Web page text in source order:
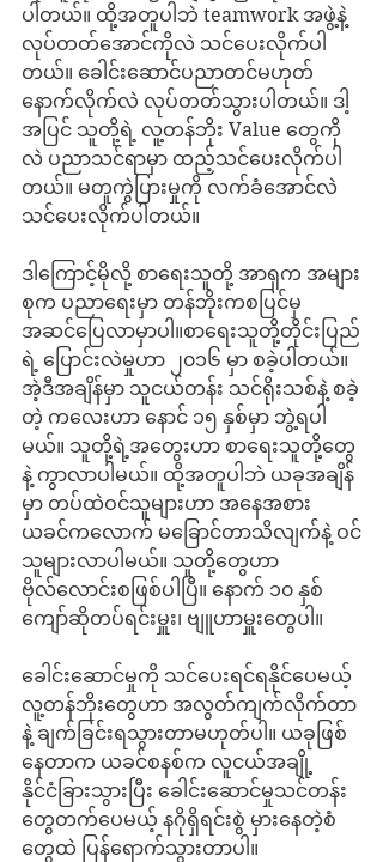
ပါတယ်။ ထို့အတူပါဘဲ teamwork အဖွဲ့နဲ့
လုပ်တတ်အောင်ကိုလဲ သင်ပေးလိုက်ပါ
တယ်။ ခေါင်းဆောင်ပညာတင်မဟုတ်
နောက်လိုက်လဲ လုပ်တတ်သွားပါတယ်။ ဒါ့
အပြင် သူတို့ရဲ့ လူ့တန်ဘိုး Value တွေကို
လဲ ပညာသင်ရာမှာ ထည့်သင်ပေးလိုက်ပါ
တယ်။ မတူကွဲပြားမှုကို လက်ခံအောင်လဲ
သင်ပေးလိုက်ပါတယ်။
ဒါကြောင့်မိုလို့ စာရေးသူတို့ အာရှက အများ
စုက ပညာရေးမှာ တန်ဘိုးကစပြင်မှ
အဆင်ပြေလာမှာပါ။စာရေးသူတို့တိုင်းပြည်
ရဲ့ ပြောင်းလဲမှုဟာ ၂၀၁၆ မှာ စခဲ့ပါတယ်။
အဲ့ဒီအချိန်မှာ သူငယ်တန်း သင်ရိုးသစ်နဲ့ စခဲ့
တဲ့ ကလေးဟာ နောင် ၁၅ နှစ်မှာ ဘွဲ့ရပါ
မယ်။ သူတို့ရဲ့အတွေးဟာ စာရေးသူတို့တွေ
နဲ့ ကွာလာပါမယ်။ ထို့အတူပါဘဲ ယခုအချိန်
မှာ တပ်ထဲဝင်သူများဟာ အနေအစား
ယခင်ကလောက် မခြောင်တာသိလျက်နဲ့ ဝင်
သူများလာပါမယ်။ သူတို့တွေဟာ
ဗိုလ်လောင်းစဖြစ်ပါပြီ။ နောက် ၁၀ နှစ်
ကျော်ဆိုတပ်ရင်းမှူး၊ ဗျူဟာမှူးတွေပါ။
ခေါင်းဆောင်မှုကို သင်ပေးရင်ရနိုင်ပေမယ့်
လူ့တန်ဘိုးတွေဟာ အလွတ်ကျက်လိုက်တာ
နဲ့ ချက်ခြင်းရသွားတာမဟုတ်ပါ။ ယခုဖြစ်
နေတာက ယခင်စနစ်က လူငယ်အချို့
နိုင်ငံခြားသွားပြီး ခေါင်းဆောင်မှုသင်တန်း
တွေတက်ပေမယ့် နဂိုရှိရင်းစွဲ မှားနေတဲ့စံ
တွေထဲ ပြန်ရောက်သွားတာပါ။